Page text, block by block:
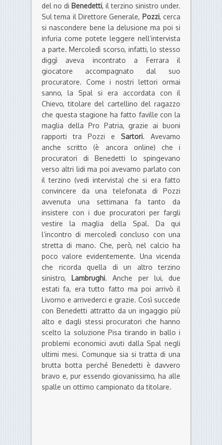
del no di Benedetti, il terzino sinistro under.
Sul tema il Direttore Generale, Pozzi, cerca
si nascondere bene la delusione ma poi si
infuria come potete leggere nell’intervista
a parte. Mercoledì scorso, infatti, lo stesso
diggì aveva incontrato a Ferrara il
giocatore accompagnato dal suo
procuratore. Come i nostri lettori ormai
sanno, la Spal si era accordata con il
Chievo, titolare del cartellino del ragazzo
che questa stagione ha fatto faville con la
maglia della Pro Patria, grazie ai buoni
rapporti tra Pozzi e Sartori. Avevamo
anche scritto (è ancora online) che i
procuratori di Benedetti lo spingevano
verso altri lidi ma poi avevamo parlato con
il terzino (vedi intervista) che si era fatto
convincere da una telefonata di Pozzi
avvenuta una settimana fa tanto da
insistere con i due procuratori per fargli
vestire la maglia della Spal. Da qui
l’incontro di mercoledì concluso con una
stretta di mano. Che, però, nel calcio ha
poco valore evidentemente. Una vicenda
che ricorda quella di un altro terzino
sinistro, Lambrughi. Anche per lui, due
estati fa, era tutto fatto ma poi arrivò il
Livorno e arrivederci e grazie. Così succede
con Benedetti attratto da un ingaggio più
alto e dagli stessi procuratori che hanno
scelto la soluzione Pisa tirando in ballo i
problemi economici avuti dalla Spal negli
ultimi mesi. Comunque sia si tratta di una
brutta botta perché Benedetti è davvero
bravo e, pur essendo giovanissimo, ha alle
spalle un ottimo campionato da titolare.